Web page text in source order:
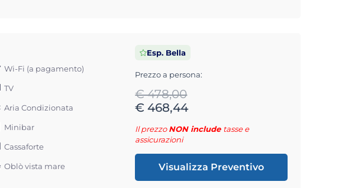
Wi-Fi (a pagamento)
TV
Aria Condizionata
Minibar
Cassaforte
Oblò vista mare
Esp. Bella
Prezzo a persona:
€ 478,00
€ 468,44
Il prezzoNON include tasse e
assicurazioni
Visualizza Preventivo